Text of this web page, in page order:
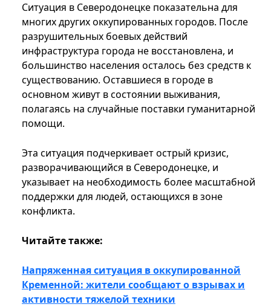
Ситуация в Северодонецке показательна для
многих других оккупированных городов. После
разрушительных боевых действий
инфраструктура города не восстановлена, и
большинство населения осталось без средств к
существованию. Оставшиеся в городе в
основном живут в состоянии выживания,
полагаясь на случайные поставки гуманитарной
помощи.
Эта ситуация подчеркивает острый кризис,
разворачивающийся в Северодонецке, и
указывает на необходимость более масштабной
поддержки для людей, остающихся в зоне
конфликта.
Читайте также:
Напряженная ситуация в оккупированной
Кременной: жители сообщают о взрывах и
активности тяжелой техники